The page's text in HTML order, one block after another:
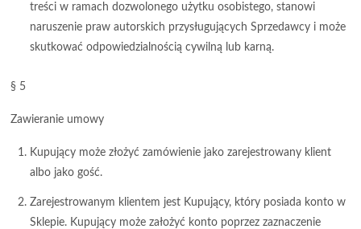
treści w ramach dozwolonego użytku osobistego, stanowi
naruszenie praw autorskich przysługujących Sprzedawcy i może
skutkować odpowiedzialnością cywilną lub karną.
§ 5
Zawieranie umowy
Kupujący może złożyć zamówienie jako zarejestrowany klient
albo jako gość.
Zarejestrowanym klientem jest Kupujący, który posiada konto w
Sklepie. Kupujący może założyć konto poprzez zaznaczenie